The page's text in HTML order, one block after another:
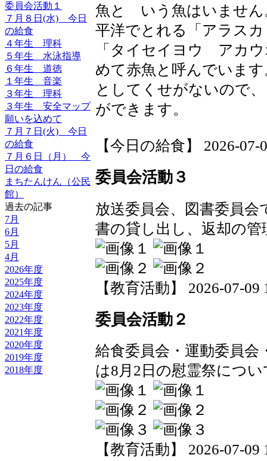
委員会活動１
７月８日(水) 今日
の給食
４年生 理科
５年生 水泳指導
６年生 道徳
１年生 音楽
３年生 理科
３年生 安全マップ
願いを込めて
７月７日(火) 今日
の給食
７月６日（月） 今
日の給食
まちたんけん（公民
館）
過去の記事
7月
6月
5月
4月
2026年度
2025年度
2024年度
2023年度
2022年度
2021年度
2020年度
2019年度
2018年度
魚と いう魚はいません
平洋でとれる「アラス
「タイセイヨウ アカ
めて赤魚と呼んでいま
としてくせがないので
ができます。
【今日の給食】 2026-07-
委員会活動３
放送委員会、図書委員
書の貸し出し、返却の
【教育活動】 2026-07-09
委員会活動２
給食委員会・運動委員会
は8月2日の慰霊祭につ
【教育活動】 2026-07-09